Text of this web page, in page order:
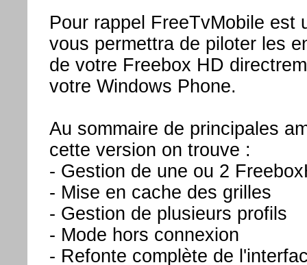
Pour rappel FreeTvMobile est
vous permettra de piloter les
de votre Freebox HD
votre Windows Phone.
Au sommaire de principales
cette version on trouve :
- Gestion de une ou 2
- Mise en cache des grilles
- Gestion de plusieurs profils
- Mode hors connexion
- Refonte complète de